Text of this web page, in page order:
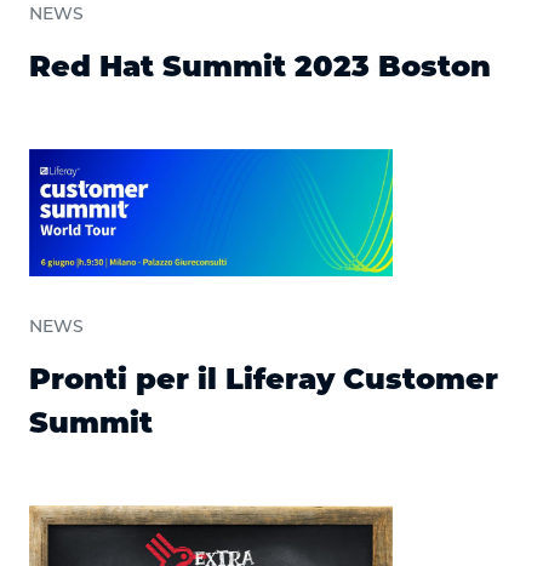
NEWS
Red Hat Summit 2023 Boston
NEWS
Pronti per il Liferay Customer
Summit